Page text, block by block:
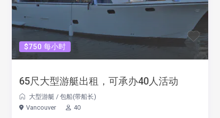
$750 每小时
65尺大型游艇出租，可承办40人活动
大型游艇 / 包船(带船长)
Vancouver
40